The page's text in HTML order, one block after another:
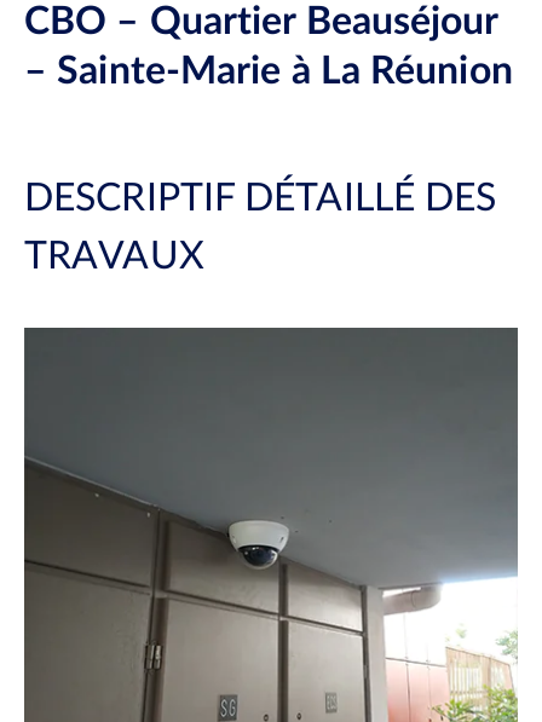
CBO – Quartier Beauséjour
– Sainte-Marie à La Réunion
DESCRIPTIF DÉTAILLÉ DES
TRAVAUX